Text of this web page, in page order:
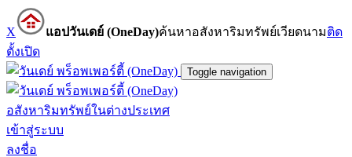
X แอปวันเดย์ (OneDay)ค้นหาอสังหาริมทรัพย์เวียดนามติด
ตั้งเปิด
Toggle navigation
อสังหาริมทรัพย์ในต่างประเทศ
เข้าสู่ระบบ
ลงชื่อ